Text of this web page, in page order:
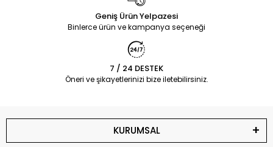
Geniş Ürün Yelpazesi
Binlerce ürün ve kampanya seçeneği
7 / 24 DESTEK
Öneri ve şikayetlerinizi bize iletebilirsiniz.
KURUMSAL